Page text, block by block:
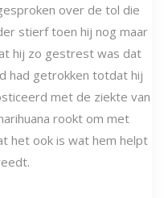
over de tol die
stierf toen hij nog maar
hij zo gestrest was dat
had getrokken totdat hij
met de ziekte van
rookt om met
het ook is wat hem helpt